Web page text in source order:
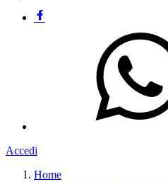
Accedi
Home